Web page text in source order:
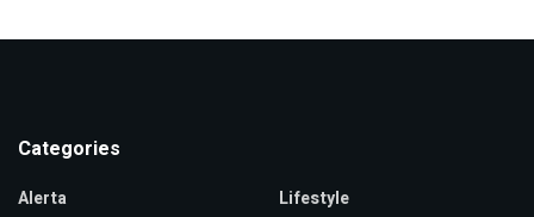
Categories
Alerta
Lifestyle